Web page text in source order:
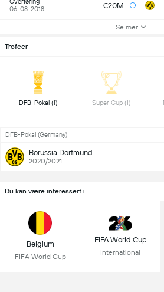
06-08-2018
€20M
Se mer
Trofeer
DFB-Pokal (Germany)
Borussia Dortmund
2020/2021
Du kan være interessert i
Belgium
FIFA World Cup
FIFA World Cup
International